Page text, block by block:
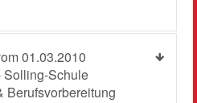
01.03.2010
Solling-Schule
Berufsvorbereitung